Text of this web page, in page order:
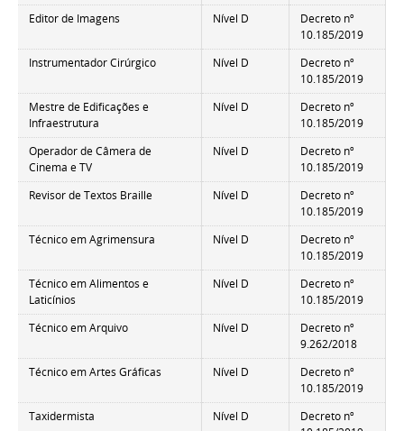
Editor de Imagens
Nível D
Decreto nº
10.185/2019
Instrumentador Cirúrgico
Nível D
Decreto nº
10.185/2019
Mestre de Edificações e
Infraestrutura
Nível D
Decreto nº
10.185/2019
Operador de Câmera de
Cinema e TV
Nível D
Decreto nº
10.185/2019
Revisor de Textos Braille
Nível D
Decreto nº
10.185/2019
Técnico em Agrimensura
Nível D
Decreto nº
10.185/2019
Técnico em Alimentos e
Laticínios
Nível D
Decreto nº
10.185/2019
Técnico em Arquivo
Nível D
Decreto nº
9.262/2018
Técnico em Artes Gráficas
Nível D
Decreto nº
10.185/2019
Taxidermista
Nível D
Decreto nº